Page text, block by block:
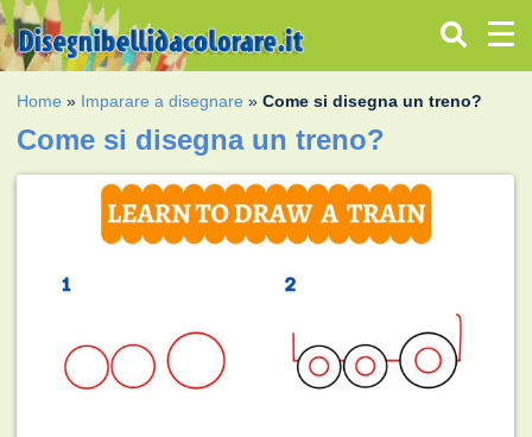
Home » Imparare a disegnare »Come si disegna un treno?
Come si disegna un treno?